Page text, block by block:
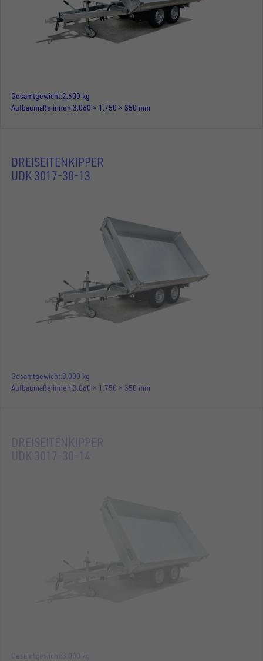
Gesamtgewicht 2.600 kg
Aufbaumaße innen 3.060 × 1.750 × 350 mm
DREISEITENKIPPER
UDK 3017-30-13
Gesamtgewicht 3.000 kg
Aufbaumaße innen 3.060 × 1.750 × 350 mm